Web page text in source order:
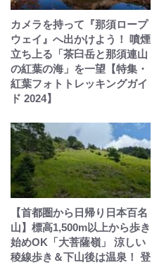
カメラを持って『那須ロープ
ウェイ』へ出かけよう！ 噴煙
立ち上る「茶臼岳と那須連山
の紅葉の海」を一望【特集・
紅葉フォトトレッキングガイ
ド 2024】
【首都圏から日帰り日本百名
山】標高1,500m以上から歩き
始めOK「大菩薩嶺」 涼しい
稜線歩き＆下山後は温泉！ 登